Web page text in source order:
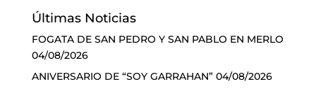
Últimas Noticias
FOGATA DE SAN PEDRO Y SAN PABLO EN MERLO
04/08/2026
ANIVERSARIO DE “SOY GARRAHAN” 04/08/2026